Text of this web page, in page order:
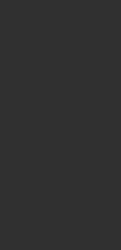
sa
par une
de
jouant